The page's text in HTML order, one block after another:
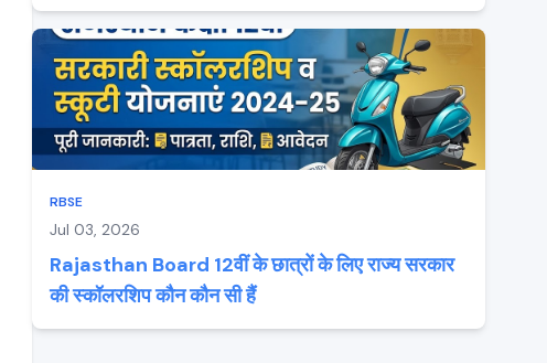
RBSE
Jul 03, 2026
Rajasthan Board 12वीं के छात्रों के लिए राज्य सरकार
की स्कॉलरशिप कौन कौन सी हैं